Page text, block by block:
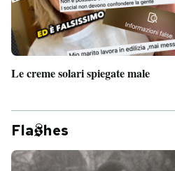
Le creme solari spiegate male
Fla hes